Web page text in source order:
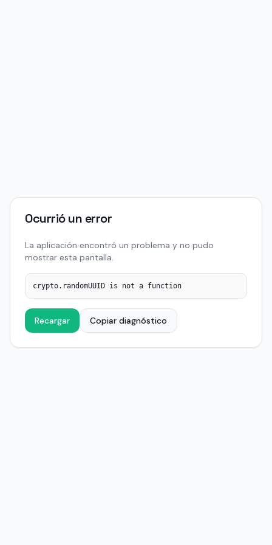
Ocurrió un error
La aplicación encontró un problema y no pudo
mostrar esta pantalla.
crypto.randomUUID is not a function
Recargar Copiar diagnóstico